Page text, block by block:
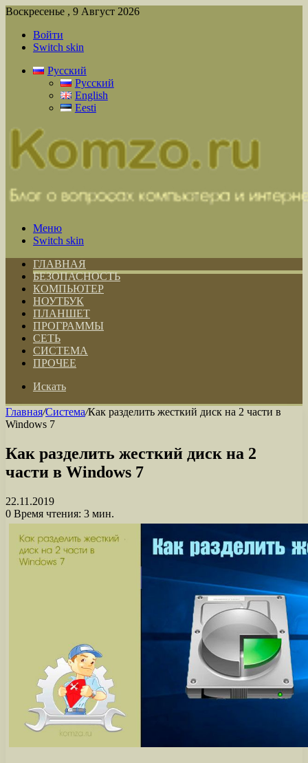
Воскресенье , 9 Август 2026
Войти
Switch skin
Русский
Русский
English
Eesti
Меню
Switch skin
ГЛАВНАЯ
БЕЗОПАСНОСТЬ
КОМПЬЮТЕР
НОУТБУК
ПЛАНШЕТ
ПРОГРАММЫ
СЕТЬ
СИСТЕМА
ПРОЧЕЕ
Искать
Главная/Система/Как разделить жесткий диск на 2 части в
Windows 7
Как разделить жесткий диск на 2
части в Windows 7
22.11.2019
0 Время чтения: 3 мин.